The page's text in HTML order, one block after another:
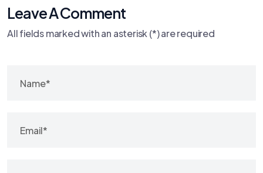
Leave A Comment
All fields marked with an asterisk (*) are required